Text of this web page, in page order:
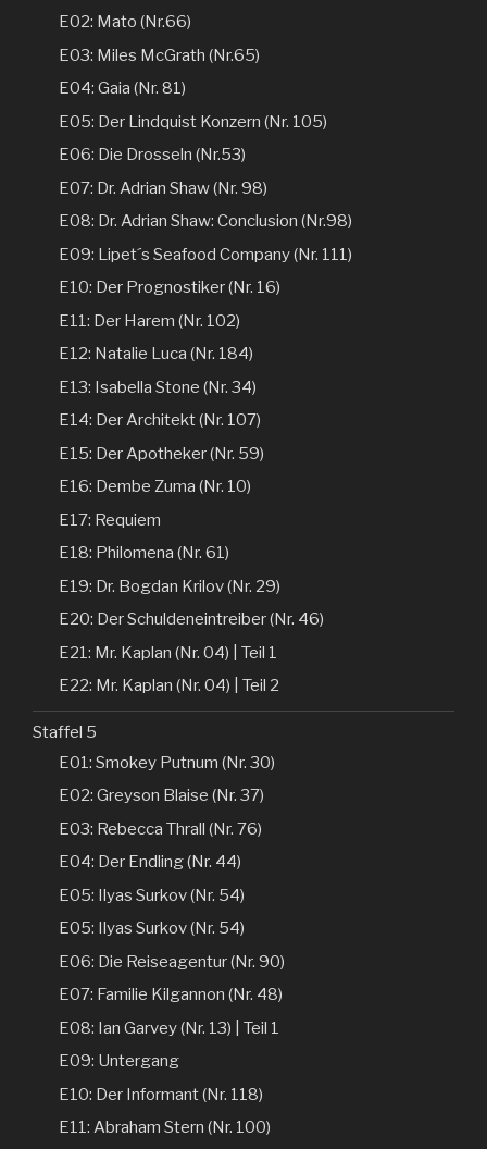
E02: Mato (Nr.66)
E03: Miles McGrath (Nr.65)
E04: Gaia (Nr. 81)
E05: Der Lindquist Konzern (Nr. 105)
E06: Die Drosseln (Nr.53)
E07: Dr. Adrian Shaw (Nr. 98)
E08: Dr. Adrian Shaw: Conclusion (Nr.98)
E09: Lipet´s Seafood Company (Nr. 111)
E10: Der Prognostiker (Nr. 16)
E11: Der Harem (Nr. 102)
E12: Natalie Luca (Nr. 184)
E13: Isabella Stone (Nr. 34)
E14: Der Architekt (Nr. 107)
E15: Der Apotheker (Nr. 59)
E16: Dembe Zuma (Nr. 10)
E17: Requiem
E18: Philomena (Nr. 61)
E19: Dr. Bogdan Krilov (Nr. 29)
E20: Der Schuldeneintreiber (Nr. 46)
E21: Mr. Kaplan (Nr. 04) | Teil 1
E22: Mr. Kaplan (Nr. 04) | Teil 2
Staffel 5
E01: Smokey Putnum (Nr. 30)
E02: Greyson Blaise (Nr. 37)
E03: Rebecca Thrall (Nr. 76)
E04: Der Endling (Nr. 44)
E05: Ilyas Surkov (Nr. 54)
E05: Ilyas Surkov (Nr. 54)
E06: Die Reiseagentur (Nr. 90)
E07: Familie Kilgannon (Nr. 48)
E08: Ian Garvey (Nr. 13) | Teil 1
E09: Untergang
E10: Der Informant (Nr. 118)
E11: Abraham Stern (Nr. 100)